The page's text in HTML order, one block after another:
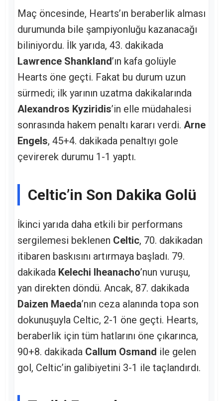
Maç öncesinde, Hearts’ın beraberlik alması
durumunda bile şampiyonluğu kazanacağı
biliniyordu. İlk yarıda, 43. dakikada
Lawrence Shankland’ın kafa golüyle
Hearts öne geçti. Fakat bu durum uzun
sürmedi; ilk yarının uzatma dakikalarında
Alexandros Kyziridis’in elle müdahalesi
sonrasında hakem penaltı kararı verdi. Arne
Engels, 45+4. dakikada penaltıyı gole
çevirerek durumu 1-1 yaptı.
Celtic’in Son Dakika Golü
İkinci yarıda daha etkili bir performans
sergilemesi beklenen Celtic, 70. dakikadan
itibaren baskısını artırmaya başladı. 79.
dakikada Kelechi Iheanacho’nun vuruşu,
yan direkten döndü. Ancak, 87. dakikada
Daizen Maeda’nın ceza alanında topa son
dokunuşuyla Celtic, 2-1 öne geçti. Hearts,
beraberlik için tüm hatlarını öne çıkarınca,
90+8. dakikada Callum Osmand ile gelen
gol, Celtic’in galibiyetini 3-1 ile taçlandırdı.